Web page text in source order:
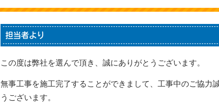
担当者より
この度は弊社を選んで頂き、誠にありがとうございます。
無事工事を施工完了することができまして、工事中のご協力
うございます。